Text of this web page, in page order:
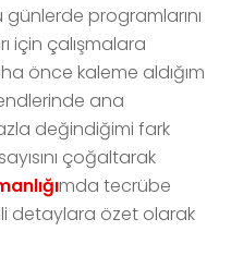
programlarını
için çalışmalara
önce kaleme aldığım
ana
değindiğimi fark
çoğaltarak
mda tecrübe
detaylara özet olarak